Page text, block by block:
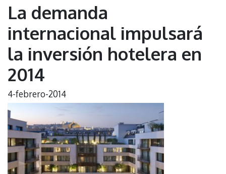
La demanda
internacional impulsará
la inversión hotelera en
2014
4-febrero-2014